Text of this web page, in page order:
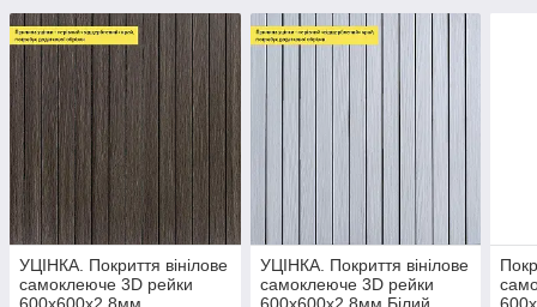
УЦІНКА. Покриття вінілове
самоклеюче 3D рейки
УЦІНКА. Покриття вінілове
самоклеюче 3D рейки